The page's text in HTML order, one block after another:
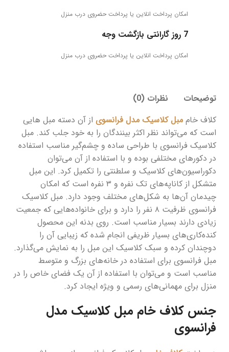
امکان پرداخت انلاین یا پرداخت حضروی درب منزل
7 روز گارانتی بازگشت وجه
امکان پرداخت انلاین یا پرداخت حضروی درب منزل
توضیحات
نظرات (0)
کلاف خام مبل کلاسیک مدل فرانسوی از آن دسته مبل هایی
است که می‌تواند نظر اکثر بینندگان را به خود جلب کند. مبل
کلاسیک فرانسوی با طراحی ساده و چشم‌گیر مناسب استفاده
در دکورهای مختلفی بوده و با استفاده از آن می‌توان
دکوراسیون‌های کلاسیک و سلطنتی را تکمیل کرد. این مبل
متشکل از کاناپه‌های تک نفره و ۳ نفره است که امکان
چیدمان آن‌ها به شکل‌های مختلف وجود دارد. مبل کلاسیک
فرانسوی ظرفیت ۸ نفر را دارد و برای خانواده‌هایی که جمعیت
زیادی دارند بسیار مناسب است. روی بدنه این محصول
کنده‌کاری‌های بسیار ظریفی انجام شده که زیبایی آن را
دوچندان کرده و سبک کلاسیک این مبل را به نمایش می‌گذارد.
مبل فرانسوی برای استفاده در خانه‌های بزرگ و متوسط
مناسب است و می‌توان با استفاده از آن یک فضای خاص را در
منزل برای مهمانی‌های رسمی و ویژه ایجاد کرد.
جنس کلاف خام مبل کلاسیک مدل
فرانسوی